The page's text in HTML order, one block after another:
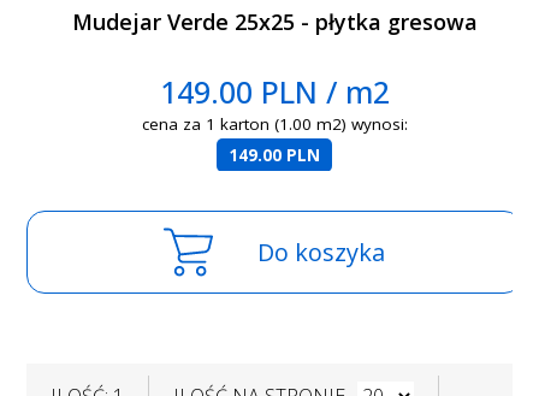
Mudejar Verde 25x25 - płytka gresowa
149.00 PLN / m2
cena za 1 karton (1.00 m2) wynosi:
149.00 PLN
Do koszyka